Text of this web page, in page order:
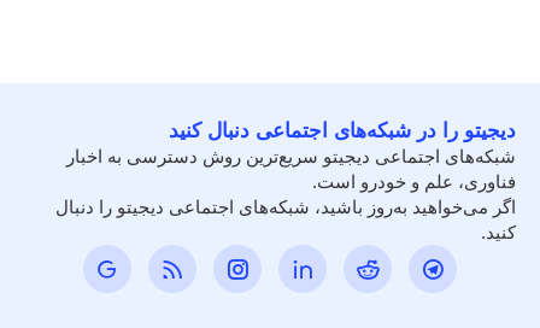
دیجیتو را در شبکه‌های اجتماعی دنبال کنید
شبکه‌های اجتماعی دیجیتو سریع‌ترین روش دسترسی به اخبار
فناوری، علم و خودرو است.
اگر می‌خواهید به‌روز باشید، شبکه‌های اجتماعی دیجیتو را دنبال
کنید.